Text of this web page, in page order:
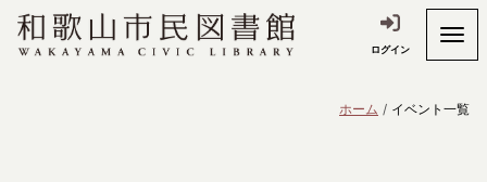
ログイン
ホーム イベント一覧